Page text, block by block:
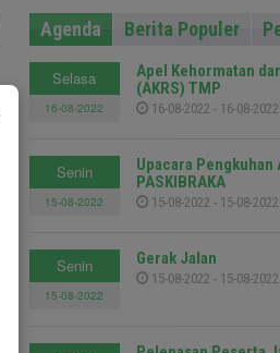
Agenda Berita Populer
Selasa
16-08-2022
Apel Kehormatan
(AKRS) TMP
16-08-2022 - 16-08-2022
Senin
15-08-2022
Upacara Pengkuhan
PASKIBRAKA
15-08-2022 - 15-08-2022
Senin
15-08-2022
Gerak Jalan
15-08-2022 - 15-08-2022